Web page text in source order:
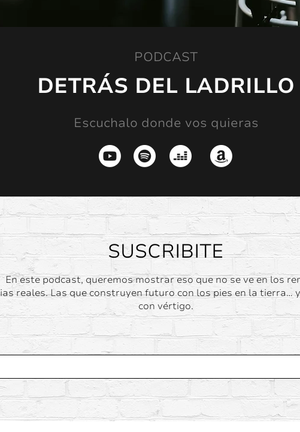
PODCAST
DETRÁS DEL LADRILLO
Escuchalo donde vos quieras
SUSCRIBITE
En este podcast, queremos mostrar eso que no se ve en los
reales. Las que construyen futuro con los pies en la tierra…
con vértigo.